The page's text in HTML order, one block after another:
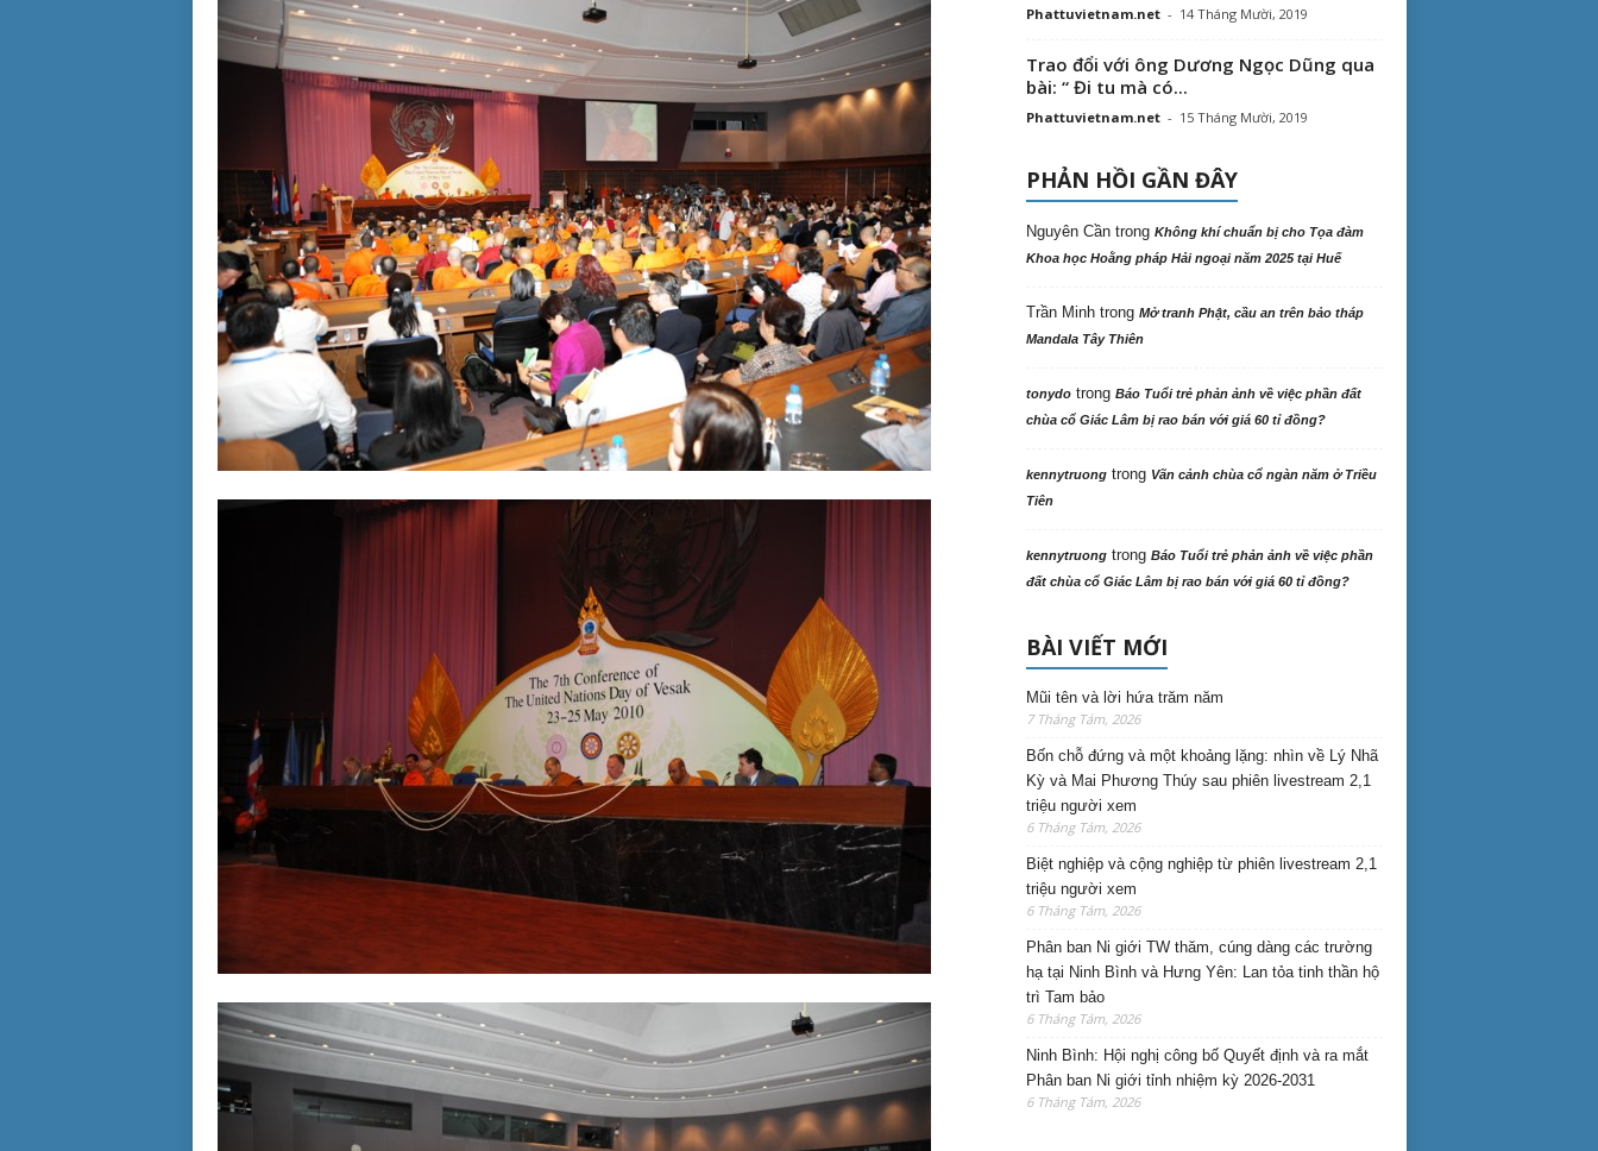
Phattuvietnam.net - 14 Tháng Mười, 2019
Trao đổi với ông Dương Ngọc Dũng qua
bài: “ Đi tu mà có...
Phattuvietnam.net - 15 Tháng Mười, 2019
PHẢN HỒI GẦN ĐÂY
Nguyên Cầntrong Không khí chuẩn bị cho Tọa đàm
Khoa học Hoằng pháp Hải ngoại năm 2025 tại Huế
Trần Minhtrong Mở tranh Phật, cầu an trên bảo tháp
Mandala Tây Thiên
tonydotrong Báo Tuổi trẻ phản ảnh về việc phần đất
chùa cổ Giác Lâm bị rao bán với giá 60 tỉ đồng?
kennytruongtrong Vãn cảnh chùa cổ ngàn năm ở Triều
Tiên
kennytruongtrong Báo Tuổi trẻ phản ảnh về việc phần
đất chùa cổ Giác Lâm bị rao bán với giá 60 tỉ đồng?
BÀI VIẾT MỚI
Mũi tên và lời hứa trăm năm
7 Tháng Tám, 2026
Bốn chỗ đứng và một khoảng lặng: nhìn về Lý Nhã
Kỳ và Mai Phương Thúy sau phiên livestream 2,1
triệu người xem
6 Tháng Tám, 2026
Biệt nghiệp và cộng nghiệp từ phiên livestream 2,1
triệu người xem
6 Tháng Tám, 2026
Phân ban Ni giới TW thăm, cúng dàng các trường
hạ tại Ninh Bình và Hưng Yên: Lan tỏa tinh thần hộ
trì Tam bảo
6 Tháng Tám, 2026
Ninh Bình: Hội nghị công bố Quyết định và ra mắt
Phân ban Ni giới tỉnh nhiệm kỳ 2026-2031
6 Tháng Tám, 2026